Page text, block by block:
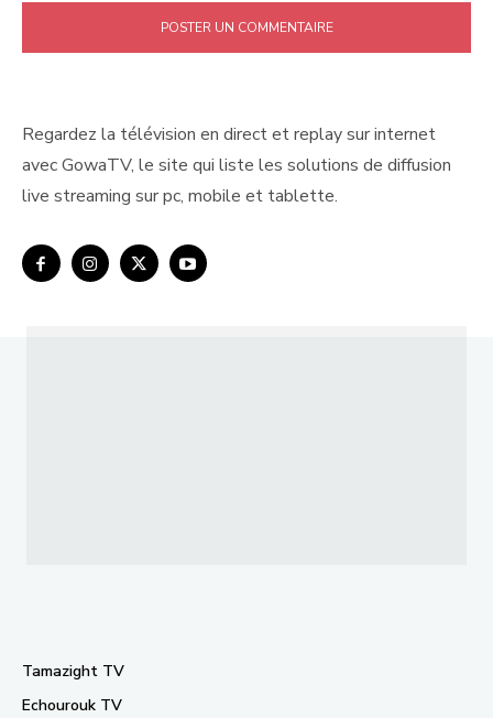
Regardez la télévision en direct et replay sur internet
avec GowaTV, le site qui liste les solutions de diffusion
live streaming sur pc, mobile et tablette.
Tamazight TV
Echourouk TV